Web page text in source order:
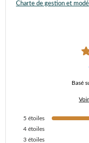
Charte de gestion et
Basé
5 étoiles
4 étoiles
3 étoiles